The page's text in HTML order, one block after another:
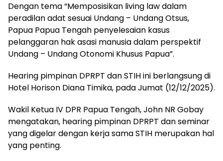
Dengan tema “Memposisikan living law dalam
peradilan adat sesuai Undang – Undang Otsus,
Papua Papua Tengah penyelesaian kasus
pelanggaran hak asasi manusia dalam perspektif
Undang – Undang Otonomi Khusus Papua”.
Hearing pimpinan DPRPT dan STIH ini berlangsung di
Hotel Horison Diana Timika, pada Jumat (12/12/2025).
Wakil Ketua IV DPR Papua Tengah, John NR Gobay
mengatakan, hearing pimpinan DPRPT dan seminar
yang digelar dengan kerja sama STIH merupakan hal
yang penting.